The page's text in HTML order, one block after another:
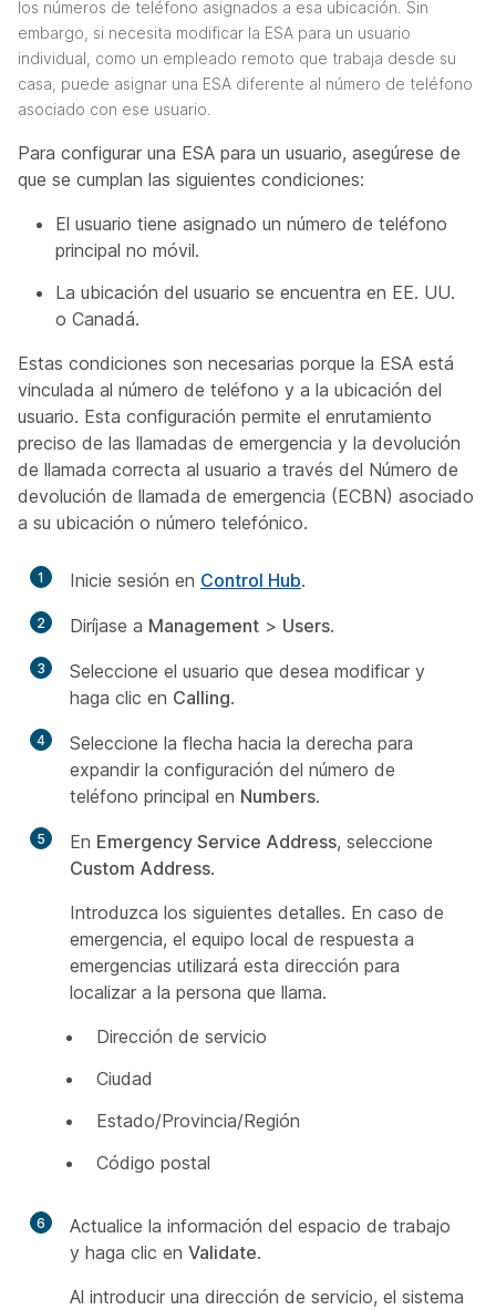
los números de teléfono asignados a esa ubicación. Sin
embargo, si necesita modificar la ESA para un usuario
individual, como un empleado remoto que trabaja desde su
casa, puede asignar una ESA diferente al número de teléfono
asociado con ese usuario.
Para configurar una ESA para un usuario, asegúrese de
que se cumplan las siguientes condiciones:
El usuario tiene asignado un número de teléfono
principal no móvil.
La ubicación del usuario se encuentra en EE. UU.
o Canadá.
Estas condiciones son necesarias porque la ESA está
vinculada al número de teléfono y a la ubicación del
usuario. Esta configuración permite el enrutamiento
preciso de las llamadas de emergencia y la devolución
de llamada correcta al usuario a través del Número de
devolución de llamada de emergencia (ECBN) asociado
a su ubicación o número telefónico.
1 Inicie sesión en Control Hub.
2 Diríjase a Management > Users.
3
Seleccione el usuario que desea modificar y
haga clic en Calling.
4
Seleccione la flecha hacia la derecha para
expandir la configuración del número de
teléfono principal en Numbers.
5 En Emergency Service Address, seleccione
Custom Address.
Introduzca los siguientes detalles. En caso de
emergencia, el equipo local de respuesta a
emergencias utilizará esta dirección para
localizar a la persona que llama.
Dirección de servicio
Ciudad
Estado/Provincia/Región
Código postal
6
Actualice la información del espacio de trabajo
y haga clic en Validate.
Al introducir una dirección de servicio, el sistema